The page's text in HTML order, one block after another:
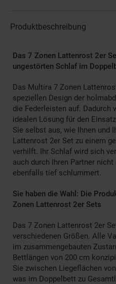
Produktbeschreibung
Das 7 Zonen Lattenrost 2er
ungestörten Schlaf im
Das Multira 7 Zonen
speziellen Design der
die Federleisten auf. Dadurch
idealen Lösung für den
Sie selbst aus, wie Ihnen und
Lattenrost 2er Set zu einem
verhilft. Ihr Schlaf wird sich
auch durch Ihren Partner
ebenfalls tief schlummert.
Sie haben die Wahl: Die
Zonen Lattenrost 2er Sets
Das 7 Zonen Lattenrost 2er
verschiedenen Größen. Alle
im zusammengebauten
Bettlängen von 200 cm
Sie zwischen Liegeflächen
was im Doppelbett zu